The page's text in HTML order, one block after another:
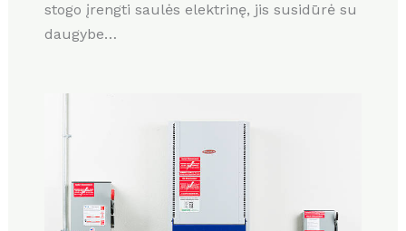
stogo įrengti saulės elektrinę, jis susidūrė su
daugybe…